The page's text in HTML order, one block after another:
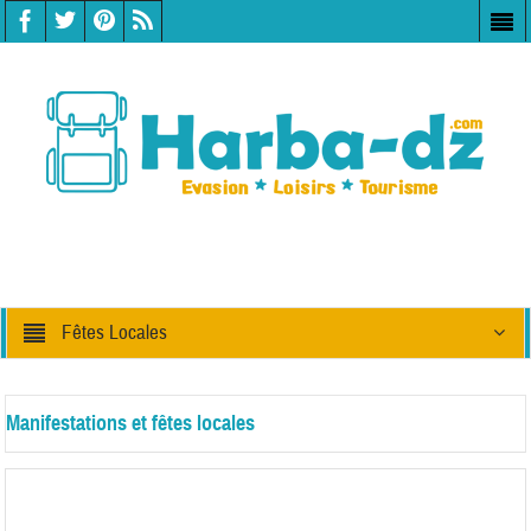
Fêtes Locales
Manifestations et fêtes locales